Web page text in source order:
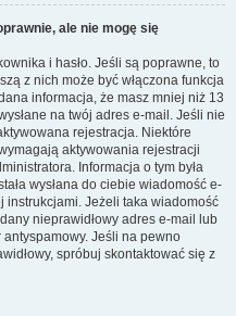
ale nie mogę się
i hasło. Jeśli są poprawne, to
z nich może być włączona funkcja
informacja, że masz mniej niż 13
na twój adres e-mail. Jeśli nie
rejestracja. Niektóre
aktywowania rejestracji
Informacja o tym była
wysłana do ciebie wiadomość e-
instrukcjami. Jeżeli taka wiadomość
nieprawidłowy adres e-mail lub
antyspamowy. Jeśli na pewno
spróbuj skontaktować się z